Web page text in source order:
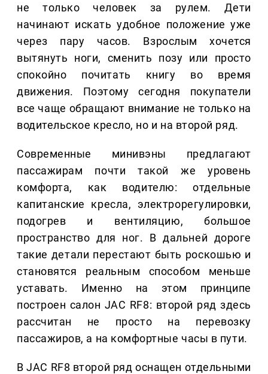
не только человек за рулем. Дети
начинают искать удобное положение уже
через пару часов. Взрослым хочется
вытянуть ноги, сменить позу или просто
спокойно почитать книгу во время
движения. Поэтому сегодня покупатели
все чаще обращают внимание не только на
водительское кресло, но и на второй ряд.
Современные минивэны предлагают
пассажирам почти такой же уровень
комфорта, как водителю: отдельные
капитанские кресла, электрорегулировки,
подогрев и вентиляцию, большое
пространство для ног. В дальней дороге
такие детали перестают быть роскошью и
становятся реальным способом меньше
уставать. Именно на этом принципе
построен салон JAC RF8: второй ряд здесь
рассчитан не просто на перевозку
пассажиров, а на комфортные часы в пути.
В JAC RF8 второй ряд оснащен отдельными